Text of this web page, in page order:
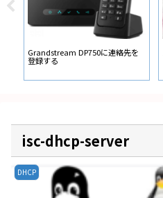
Grandstream DP750に連絡先を
登録する
isc-dhcp-server
DHCP